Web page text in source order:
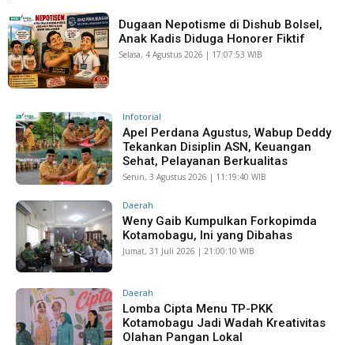
Dugaan Nepotisme di Dishub Bolsel,
Anak Kadis Diduga Honorer Fiktif
Selasa, 4 Agustus 2026 | 17:07:53 WIB
Infotorial
Apel Perdana Agustus, Wabup Deddy
Tekankan Disiplin ASN, Keuangan
Sehat, Pelayanan Berkualitas
Senin, 3 Agustus 2026 | 11:19:40 WIB
Daerah
Weny Gaib Kumpulkan Forkopimda
Kotamobagu, Ini yang Dibahas
Jumat, 31 Juli 2026 | 21:00:10 WIB
Daerah
Lomba Cipta Menu TP-PKK
Kotamobagu Jadi Wadah Kreativitas
Olahan Pangan Lokal